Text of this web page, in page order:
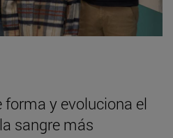
forma y evoluciona el
sangre más